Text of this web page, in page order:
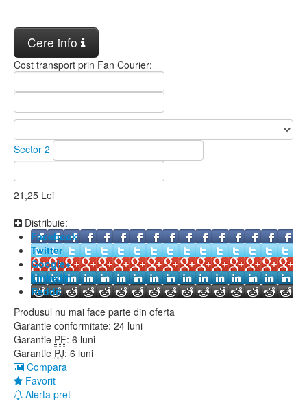
Cere info
Cost transport prin Fan Courier:
Sector 2
21,25 Lei
Distribuie:
Facebook
Twitter
Google+
LinkedIn
Reddit
Produsul nu mai face parte din oferta
Garantie conformitate: 24 luni
Garantie PF: 6 luni
Garantie PJ: 6 luni
Compara
Favorit
Alerta pret